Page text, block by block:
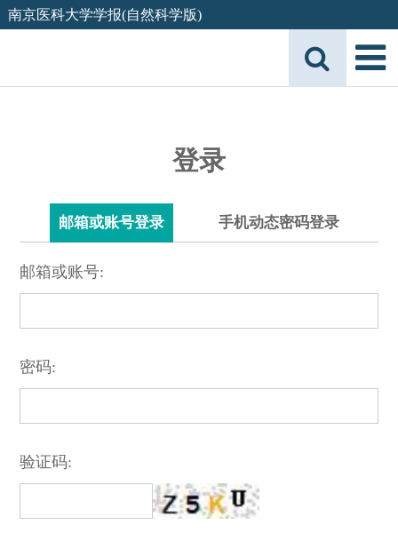
南京医科大学学报(自然科学版)
登录
邮箱或账号登录 手机动态密码登录
邮箱或账号:
密码:
验证码: